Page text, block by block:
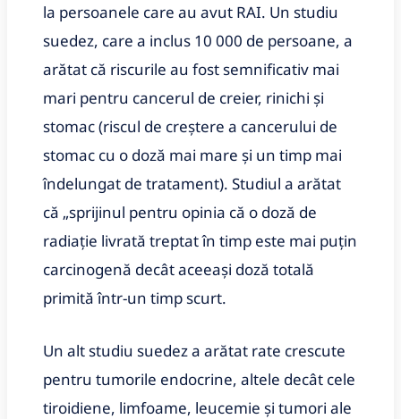
la persoanele care au avut RAI. Un studiu
suedez, care a inclus 10 000 de persoane, a
arătat că riscurile au fost semnificativ mai
mari pentru cancerul de creier, rinichi și
stomac (riscul de creștere a cancerului de
stomac cu o doză mai mare și un timp mai
îndelungat de tratament). Studiul a arătat
că „sprijinul pentru opinia că o doză de
radiație livrată treptat în timp este mai puțin
carcinogenă decât aceeași doză totală
primită într-un timp scurt.
Un alt studiu suedez a arătat rate crescute
pentru tumorile endocrine, altele decât cele
tiroidiene, limfoame, leucemie și tumori ale